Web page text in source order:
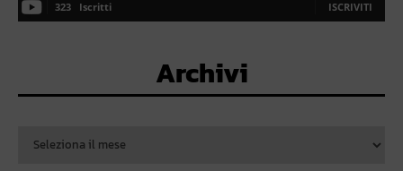
323 Iscritti ISCRIVITI
Archivi